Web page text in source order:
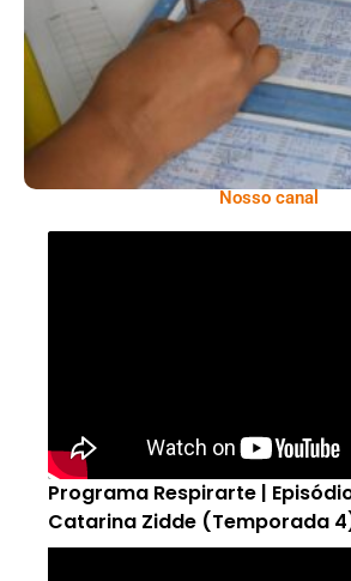
Vacinas Antes Das
Nosso canal
Programa Respirarte |
Catarina Zidde (Temporada